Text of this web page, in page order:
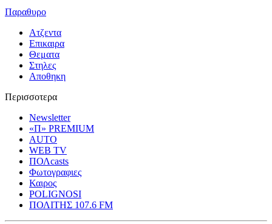
Παραθυρο
Ατζεντα
Επικαιρα
Θεματα
Στηλες
Αποθηκη
Περισσοτερα
Newsletter
«Π» PREMIUM
AUTO
WEB TV
ΠΟΛcasts
Φωτογραφιες
Καιρος
POLIGNOSI
ΠΟΛΙΤΗΣ 107.6 FM